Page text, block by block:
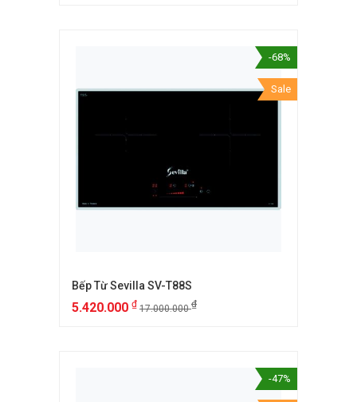
-68%
Sale
Bếp Từ Sevilla SV-T88S
5.420.000 ₫ 17.000.000₫
-47%